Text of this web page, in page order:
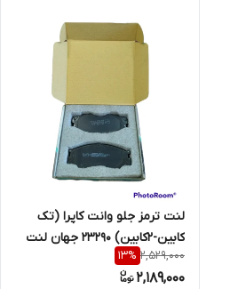
لنت ترمز جلو وانت کاپرا (تک
کابین-2کابین) 23290 جهان لنت
2,529,000
13%
2,189,000